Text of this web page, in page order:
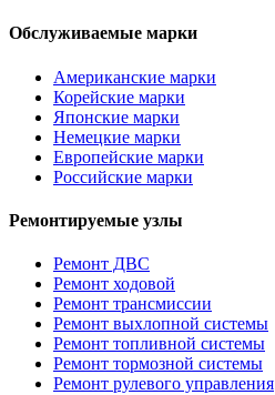
Обслуживаемые марки
Американские марки
Корейские марки
Японские марки
Немецкие марки
Европейские марки
Российские марки
Ремонтируемые узлы
Ремонт ДВС
Ремонт ходовой
Ремонт трансмиссии
Ремонт выхлопной системы
Ремонт топливной системы
Ремонт тормозной системы
Ремонт рулевого управления